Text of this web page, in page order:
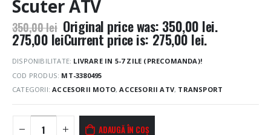
Scuter ATV
350,00lei Original price was: 350,00 lei.
275,00 leiCurrent price is: 275,00 lei.
DISPONIBILITATE: LIVRARE IN 5-7 ZILE (PRECOMANDA)!
COD PRODUS: MT-3380495
CATEGORII:ACCESORII MOTO,ACCESORII ATV, TRANSPORT
ADAUGĂ ÎN COȘ